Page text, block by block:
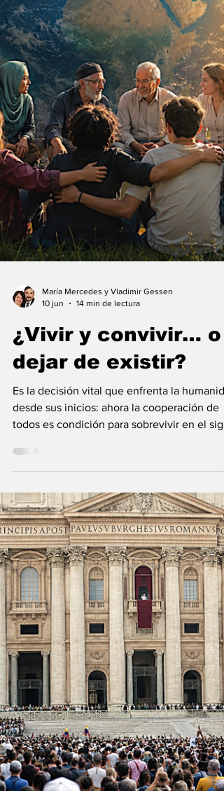
10 jun
14 min de lectura
¿Vivir y convivir… o
dejar de existir?
Es la decisión vital que enfrenta la
desde sus inicios: ahora la cooperación de
todos es condición para sobrevivir en el
21